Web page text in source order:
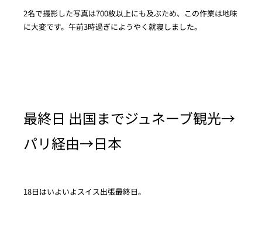
2名で撮影した写真は700枚以上にも及ぶため、この作業は地味
に大変です。午前3時過ぎにようやく就寝しました。
最終日 出国までジュネーブ観光→
パリ経由→日本
18日はいよいよスイス出張最終日。